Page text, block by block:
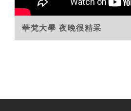
華梵大學 夜晚很精采
20251003美國莫瑞
伯森博士造訪華梵